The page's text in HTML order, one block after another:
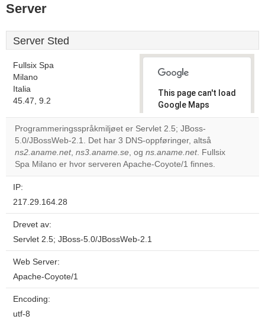
Server
Server Sted
Fullsix Spa
Milano
Italia
45.47, 9.2
This page can't load
Google Maps
correctly.
Do you
own this
website?
OK
Programmeringsspråkmiljøet er Servlet 2.5; JBoss-
5.0/JBossWeb-2.1. Det har 3 DNS-oppføringer, altså
ns2.aname.net, ns3.aname.se, og ns.aname.net. Fullsix
Spa Milano er hvor serveren Apache-Coyote/1 finnes.
IP:
217.29.164.28
Drevet av:
Servlet 2.5; JBoss-5.0/JBossWeb-2.1
Web Server:
Apache-Coyote/1
Encoding:
utf-8